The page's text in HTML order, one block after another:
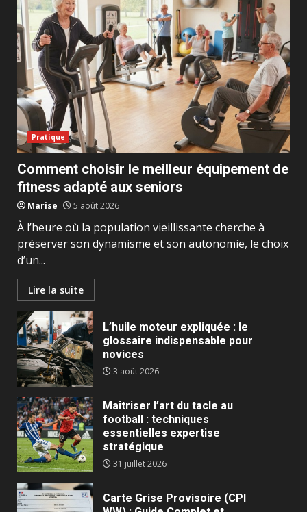
Pratique
Comment choisir le meilleur équipement de
fitness adapté aux seniors
Marise 5 août 2026
À l’heure où la population vieillissante cherche à
préserver son dynamisme et son autonomie, le choix
d’un...
Lire la suite
L’huile moteur expliquée : le
glossaire indispensable pour
novices
3 août 2026
Maîtriser l’art du tacle au
football : techniques
essentielles expertise
stratégique
31 juillet 2026
Carte Grise Provisoire (CPI